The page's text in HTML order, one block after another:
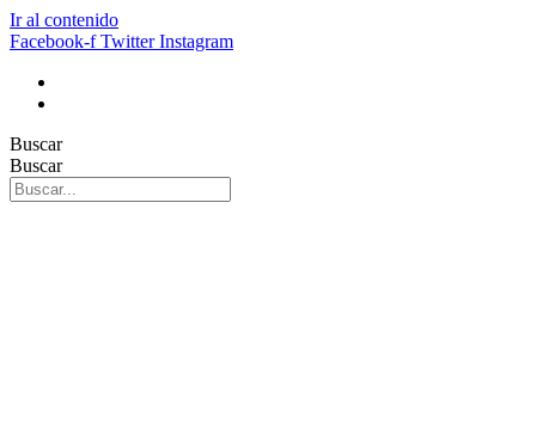
Ir al contenido
Facebook-f Twitter Instagram
Buscar
Buscar